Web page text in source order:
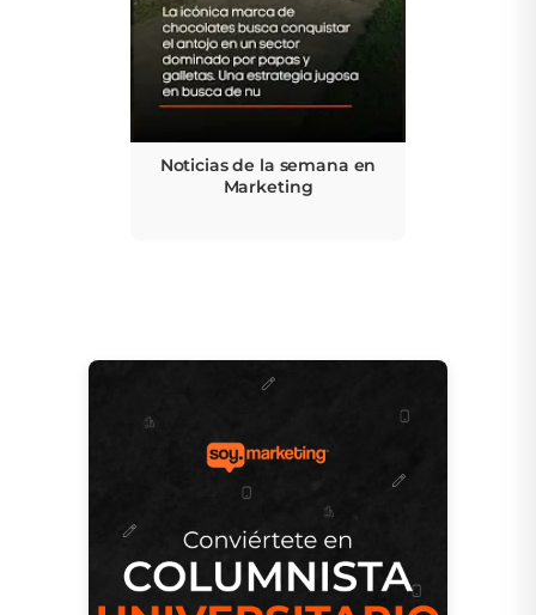
Noticias de la semana en
Marketing